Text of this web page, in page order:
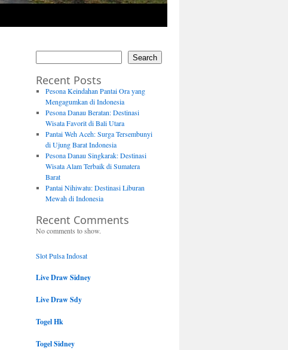
Search
Recent Posts
Pesona Keindahan Pantai Ora yang
Mengagumkan di Indonesia
Pesona Danau Beratan: Destinasi
Wisata Favorit di Bali Utara
Pantai Weh Aceh: Surga Tersembunyi
di Ujung Barat Indonesia
Pesona Danau Singkarak: Destinasi
Wisata Alam Terbaik di Sumatera
Barat
Pantai Nihiwatu: Destinasi Liburan
Mewah di Indonesia
Recent Comments
No comments to show.
Slot Pulsa Indosat
Live Draw Sidney
Live Draw Sdy
Togel Hk
Togel Sidney